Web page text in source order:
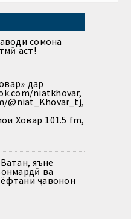
сомона
аст!
дар
niatkhovar,
@niat_Khovar_tj,
Ховар 101.5 fm,
яъне
ва
ҷавонон